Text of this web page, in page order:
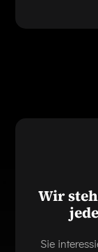
Wir
Sie